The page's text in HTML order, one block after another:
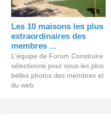
Les 10 maisons les plus
extraordinaires des
membres ...
L'équipe de Forum Construire
sélectionne pour vous les plus
belles photos des membres et
du web.